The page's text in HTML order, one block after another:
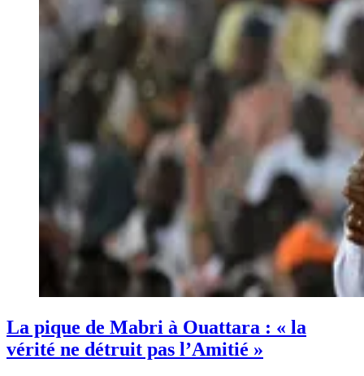
La pique de Mabri à Ouattara : « la
vérité ne détruit pas l’Amitié »